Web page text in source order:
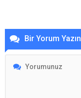
Bir Yorum Yazın